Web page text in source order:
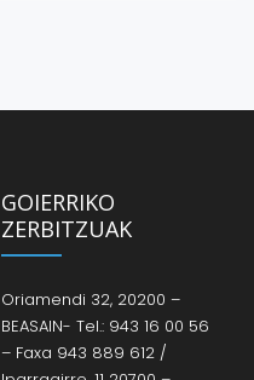
GOIERRIKO
ZERBITZUAK
Oriamendi 32, 20200 –
BEASAIN- Tel.: 943 16 00 56
– Faxa 943 889 612 /